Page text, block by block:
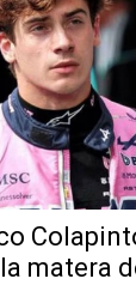
matera